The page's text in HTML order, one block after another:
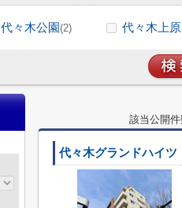
代々木公園(2) 代々木上原
該当公開
代々木グランドハイツ